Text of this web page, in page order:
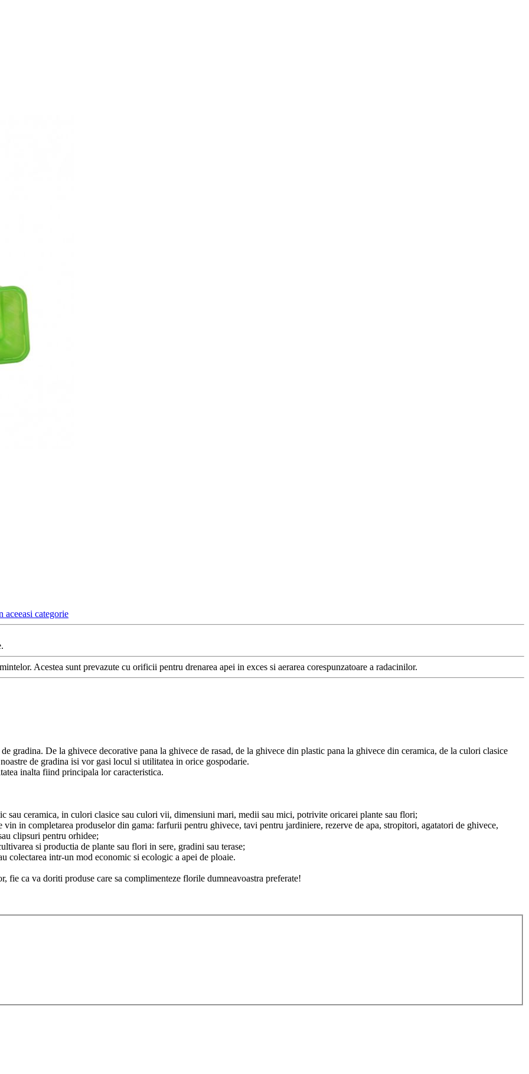
aceeasi categorie
Acestea sunt prevazute cu orificii pentru drenarea apei in exces si aerarea corespunzatoare a radacinilor.
gradina. De la ghivece decorative pana la ghivece de rasad, de la ghivece din plastic pana la ghivece din ceramica, de la culori clasice
de gradina isi vor gasi locul si utilitatea in orice gospodarie.
inalta fiind principala lor caracteristica.
sau ceramica, in culori clasice sau culori vii, dimensiuni mari, medii sau mici, potrivite oricarei plante sau flori;
in completarea produselor din gama: farfurii pentru ghivece, tavi pentru jardiniere, rezerve de apa, stropitori, agatatori de ghivece,
clipsuri pentru orhidee;
si productia de plante sau flori in sere, gradini sau terase;
colectarea intr-un mod economic si ecologic a apei de ploaie.
ca va doriti produse care sa complimenteze florile dumneavoastra preferate!